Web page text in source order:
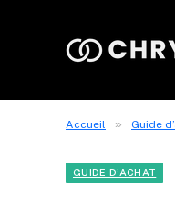
Accueil » Guide
GUIDE D’ACHAT